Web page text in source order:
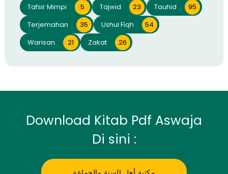
Tafsir Mimpi
5 Tajwid 23 Tauhid
95
Terjemahan
35 Ushul Fiqh
54
Warisan
21 Zakat 26
Download Kitab Pdf Aswaja
Di sini :